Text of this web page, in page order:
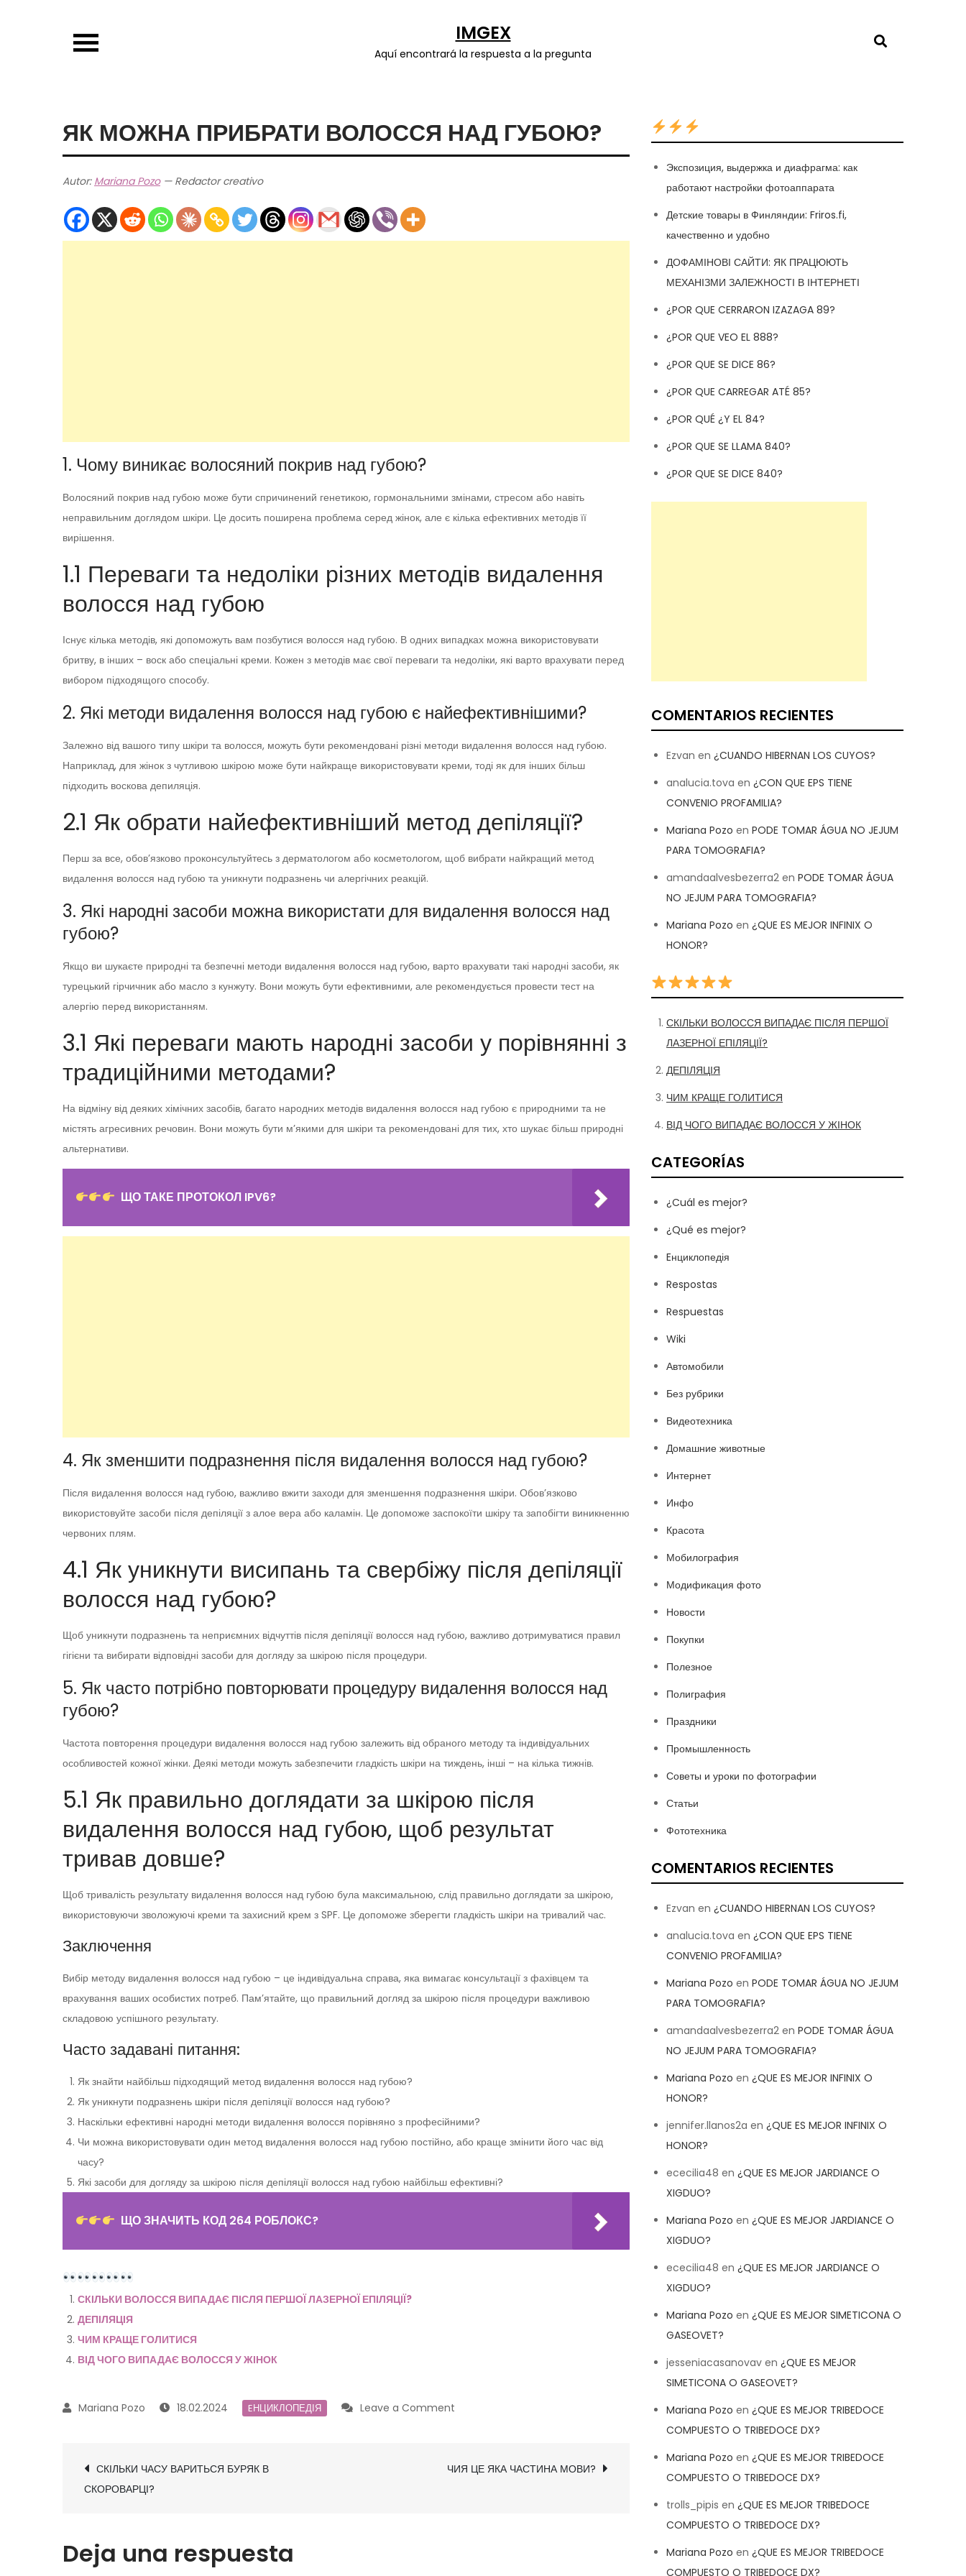
IMGEX
Aquí encontrará la respuesta a la pregunta
ЯК МОЖНА ПРИБРАТИ ВОЛОССЯ НАД ГУБОЮ?
Autor: Mariana Pozo— Redactor creativo
1. Чому виникає волосяний покрив над губою?
Волосяний покрив над губою може бути спричинений генетикою, гормональними змінами, стресом або навіть
неправильним доглядом шкіри. Це досить поширена проблема серед жінок, але є кілька ефективних методів її
вирішення.
1.1 Переваги та недоліки різних методів видалення
волосся над губою
Існує кілька методів, які допоможуть вам позбутися волосся над губою. В одних випадках можна використовувати
бритву, в інших – воск або спеціальні креми. Кожен з методів має свої переваги та недоліки, які варто врахувати перед
вибором підходящого способу.
2. Які методи видалення волосся над губою є найефективнішими?
Залежно від вашого типу шкіри та волосся, можуть бути рекомендовані різні методи видалення волосся над губою.
Наприклад, для жінок з чутливою шкірою може бути найкраще використовувати креми, тоді як для інших більш
підходить воскова депиляція.
2.1 Як обрати найефективніший метод депіляції?
Перш за все, обов’язково проконсультуйтесь з дерматологом або косметологом, щоб вибрати найкращий метод
видалення волосся над губою та уникнути подразнень чи алергічних реакцій.
3. Які народні засоби можна використати для видалення волосся над
губою?
Якщо ви шукаєте природні та безпечні методи видалення волосся над губою, варто врахувати такі народні засоби, як
турецький гірчичник або масло з кунжуту. Вони можуть бути ефективними, але рекомендується провести тест на
алергію перед використанням.
3.1 Які переваги мають народні засоби у порівнянні з
традиційними методами?
На відміну від деяких хімічних засобів, багато народних методів видалення волосся над губою є природними та не
містять агресивних речовин. Вони можуть бути м’якими для шкіри та рекомендовані для тих, хто шукає більш природні
альтернативи.
ЩО ТАКЕ ПРОТОКОЛ IPV6?
4. Як зменшити подразнення після видалення волосся над губою?
Після видалення волосся над губою, важливо вжити заходи для зменшення подразнення шкіри. Обов’язково
використовуйте засоби після депіляції з алое вера або каламін. Це допоможе заспокоїти шкіру та запобігти виникненню
червоних плям.
4.1 Як уникнути висипань та свербіжу після депіляції
волосся над губою?
Щоб уникнути подразнень та неприємних відчуттів після депіляції волосся над губою, важливо дотримуватися правил
гігієни та вибирати відповідні засоби для догляду за шкірою після процедури.
5. Як часто потрібно повторювати процедуру видалення волосся над
губою?
Частота повторення процедури видалення волосся над губою залежить від обраного методу та індивідуальних
особливостей кожної жінки. Деякі методи можуть забезпечити гладкість шкіри на тиждень, інші – на кілька тижнів.
5.1 Як правильно доглядати за шкірою після
видалення волосся над губою, щоб результат
тривав довше?
Щоб тривалість результату видалення волосся над губою була максимальною, слід правильно доглядати за шкірою,
використовуючи зволожуючі креми та захисний крем з SPF. Це допоможе зберегти гладкість шкіри на тривалий час.
Заключення
Вибір методу видалення волосся над губою – це індивідуальна справа, яка вимагає консультації з фахівцем та
врахування ваших особистих потреб. Пам’ятайте, що правильний догляд за шкірою після процедури важливою
складовою успішного результату.
Часто задавані питання:
Як знайти найбільш підходящий метод видалення волосся над губою?
Як уникнути подразнень шкіри після депіляції волосся над губою?
Наскільки ефективні народні методи видалення волосся порівняно з професійними?
Чи можна використовувати один метод видалення волосся над губою постійно, або краще змінити його час від
часу?
Які засоби для догляду за шкірою після депіляції волосся над губою найбільш ефективні?
ЩО ЗНАЧИТЬ КОД 264 РОБЛОКС?
СКІЛЬКИ ВОЛОССЯ ВИПАДАЄ ПІСЛЯ ПЕРШОЇ ЛАЗЕРНОЇ ЕПІЛЯЦІЇ?
ДЕПІЛЯЦІЯ
ЧИМ КРАЩЕ ГОЛИТИСЯ
ВІД ЧОГО ВИПАДАЄ ВОЛОССЯ У ЖІНОК
18.02.2024 EНЦИКЛОПЕДІЯ Leave a Comment
ПРИБРАТИ
Navegación
de
СКІЛЬКИ ЧАСУ ВАРИТЬСЯ БУРЯК В
СКОРОВАРЦІ?
ЧИЯ ЦЕ ЯКА ЧАСТИНА МОВИ?
Deja una respuesta
Экспозиция, выдержка и диафрагма: как
работают настройки фотоаппарата
Детские товары в Финляндии: Friros.fi,
качественно и удобно
ДОФАМІНОВІ САЙТИ: ЯК ПРАЦЮЮТЬ
МЕХАНІЗМИ ЗАЛЕЖНОСТІ В ІНТЕРНЕТІ
¿POR QUE CERRARON IZAZAGA 89?
¿POR QUE VEO EL 888?
¿POR QUE SE DICE 86?
¿POR QUE CARREGAR ATÉ 85?
¿POR QUÉ ¿Y EL 84?
¿POR QUE SE LLAMA 840?
¿POR QUE SE DICE 840?
COMENTARIOS RECIENTES
Ezvan en ¿CUANDO HIBERNAN LOS CUYOS?
analucia.tova en ¿CON QUE EPS TIENE
CONVENIO PROFAMILIA?
Mariana Pozo en PODE TOMAR ÁGUA NO JEJUM
PARA TOMOGRAFIA?
amandaalvesbezerra2 en PODE TOMAR ÁGUA
NO JEJUM PARA TOMOGRAFIA?
Mariana Pozo en ¿QUE ES MEJOR INFINIX O
HONOR?
СКІЛЬКИ ВОЛОССЯ ВИПАДАЄ ПІСЛЯ ПЕРШОЇ
ЛАЗЕРНОЇ ЕПІЛЯЦІЇ?
ДЕПІЛЯЦІЯ
ЧИМ КРАЩЕ ГОЛИТИСЯ
ВІД ЧОГО ВИПАДАЄ ВОЛОССЯ У ЖІНОК
CATEGORÍAS
¿Cuál es mejor?
¿Qué es mejor?
Eнциклопедія
Respostas
Respuestas
Wiki
Автомобили
Без рубрики
Видеотехника
Домашние животные
Интернет
Инфо
Красота
Мобилография
Модификация фото
Новости
Покупки
Полезное
Полиграфия
Праздники
Промышленность
Советы и уроки по фотографии
Статьи
Фототехника
COMENTARIOS RECIENTES
Ezvan en ¿CUANDO HIBERNAN LOS CUYOS?
analucia.tova en ¿CON QUE EPS TIENE
CONVENIO PROFAMILIA?
Mariana Pozo en PODE TOMAR ÁGUA NO JEJUM
PARA TOMOGRAFIA?
amandaalvesbezerra2 en PODE TOMAR ÁGUA
NO JEJUM PARA TOMOGRAFIA?
Mariana Pozo en ¿QUE ES MEJOR INFINIX O
HONOR?
jennifer.llanos2a en ¿QUE ES MEJOR INFINIX O
HONOR?
ececilia48 en ¿QUE ES MEJOR JARDIANCE O
XIGDUO?
Mariana Pozo en ¿QUE ES MEJOR JARDIANCE O
XIGDUO?
ececilia48 en ¿QUE ES MEJOR JARDIANCE O
XIGDUO?
Mariana Pozo en ¿QUE ES MEJOR SIMETICONA O
GASEOVET?
jesseniacasanovav en ¿QUE ES MEJOR
SIMETICONA O GASEOVET?
Mariana Pozo en ¿QUE ES MEJOR TRIBEDOCE
COMPUESTO O TRIBEDOCE DX?
Mariana Pozo en ¿QUE ES MEJOR TRIBEDOCE
COMPUESTO O TRIBEDOCE DX?
trolls_pipis en ¿QUE ES MEJOR TRIBEDOCE
COMPUESTO O TRIBEDOCE DX?
Mariana Pozo en ¿QUE ES MEJOR TRIBEDOCE
COMPUESTO O TRIBEDOCE DX?